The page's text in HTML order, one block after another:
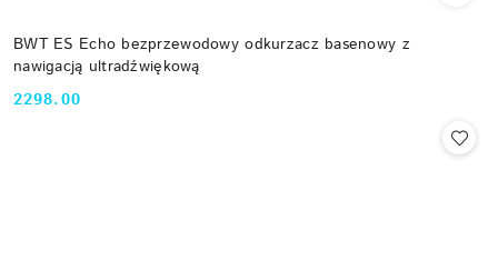
BWT ES Echo bezprzewodowy odkurzacz basenowy z
nawigacją ultradźwiękową
Cena:
2298.00